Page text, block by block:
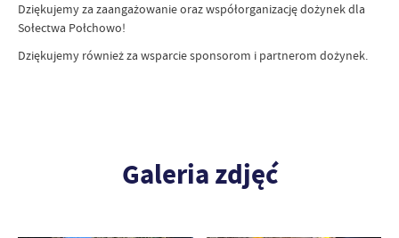
Dziękujemy za zaangażowanie oraz współorganizację dożynek dla
Sołectwa Połchowo!
Dziękujemy również za wsparcie sponsorom i partnerom dożynek.
Galeria zdjęć